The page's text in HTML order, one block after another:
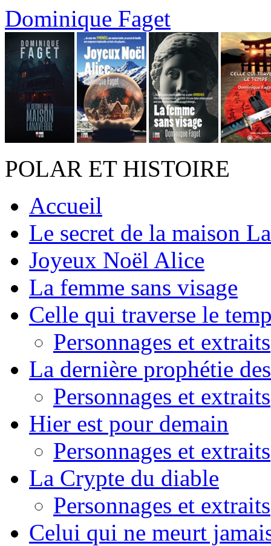
Dominique Faget
POLAR ET HISTOIRE
Accueil
Le secret de la maison
Joyeux Noël Alice
La femme sans visage
Celle qui traverse le
Personnages et extraits
La dernière prophétie
Personnages et extraits
Hier est pour demain
Personnages et extraits
La Crypte du diable
Personnages et extraits
Celui qui ne meurt